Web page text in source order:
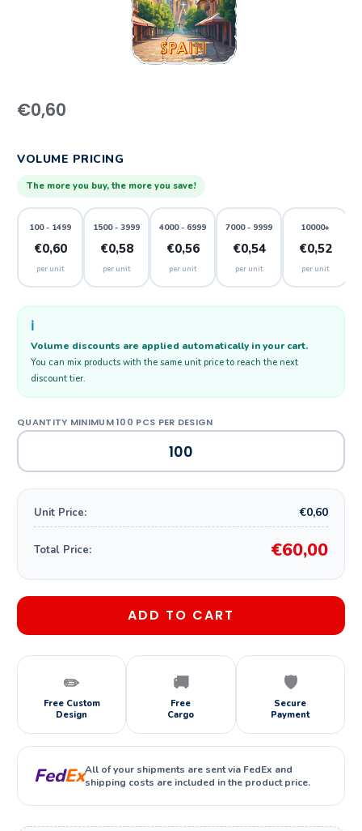
€0,60
VOLUME PRICING
The more you buy, the more you save!
100 - 1499
€0,60
per unit
1500 - 3999
€0,58
per unit
4000 - 6999
€0,56
per unit
7000 - 9999
€0,54
per unit
10000+
€0,52
per unit
ℹ️
Volume discounts are applied automatically in your cart.
You can mix products with the same unit price to reach the next
discount tier.
Unit Price: €0,60
Total Price: €60,00
ADD TO CART
✏️
Free Custom
Design
🚚
Free
Cargo
🛡️
Secure
Payment
FedExAll of your shipments are sent via FedEx and
shipping costs are included in the product price.